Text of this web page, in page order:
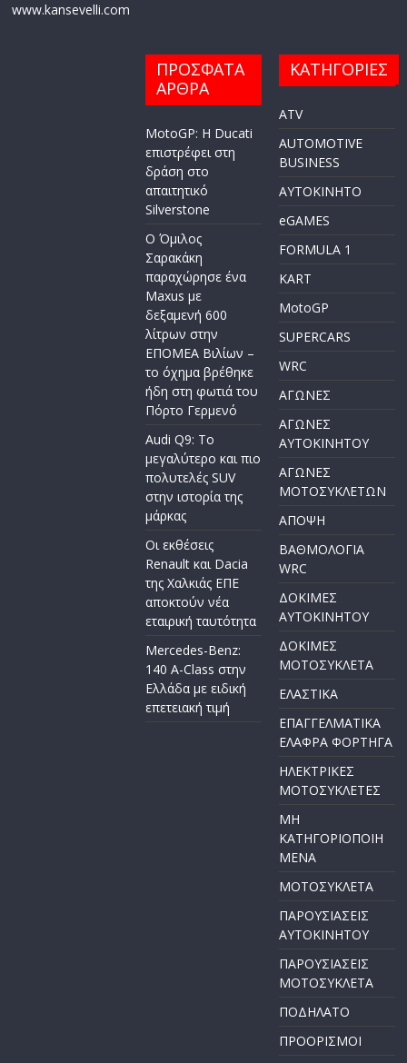
www.kansevelli.com
ΠΡΟΣΦΑΤΑ
ΑΡΘΡΑ
MotoGP: Η Ducati
επιστρέφει στη
δράση στο
απαιτητικό
Silverstone
Ο Όμιλος
Σαρακάκη
παραχώρησε ένα
Maxus με
δεξαμενή 600
λίτρων στην
ΕΠΟΜΕΑ Βιλίων –
το όχημα βρέθηκε
ήδη στη φωτιά του
Πόρτο Γερμενό
Audi Q9: Το
μεγαλύτερο και πιο
πολυτελές SUV
στην ιστορία της
μάρκας
Οι εκθέσεις
Renault και Dacia
της Χαλκιάς ΕΠΕ
αποκτούν νέα
εταιρική ταυτότητα
Mercedes-Benz:
140 A-Class στην
Ελλάδα με ειδική
επετειακή τιμή
ΚΑΤΗΓΟΡΙΕΣ
ATV
AUTOMOTIVE
BUSINESS
AYTOKINHTO
eGAMES
FORMULA 1
KART
MotoGP
SUPERCARS
WRC
ΑΓΩΝΕΣ
ΑΓΩΝΕΣ
AYTOKINHTOY
ΑΓΩΝΕΣ
ΜΟΤΟΣΥΚΛΕΤΩΝ
ΑΠΟΨΗ
ΒΑΘΜΟΛΟΓΙΑ
WRC
ΔΟΚΙΜΕΣ
ΑΥΤΟΚΙΝΗΤΟΥ
ΔΟΚΙΜΕΣ
ΜΟΤΟΣΥΚΛΕΤΑ
ΕΛΑΣΤΙΚΑ
ΕΠΑΓΓΕΛΜΑΤΙΚΑ
ΕΛΑΦΡΑ ΦΟΡΤΗΓΑ
ΗΛΕΚΤΡΙΚΕΣ
ΜΟΤΟΣΥΚΛΕΤΕΣ
ΜΗ
ΚΑΤΗΓΟΡΙΟΠΟΙΗ
ΜΕΝΑ
ΜΟΤΟΣΥΚΛΕΤΑ
ΠΑΡΟΥΣΙΑΣΕΙΣ
ΑΥΤΟΚΙΝΗΤΟΥ
ΠΑΡΟΥΣΙΑΣΕΙΣ
ΜΟΤΟΣΥΚΛΕΤΑ
ΠΟΔΗΛΑΤΟ
ΠΡΟΟΡΙΣΜΟΙ